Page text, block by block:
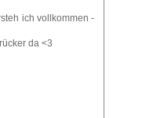
ich vollkommen -
da <3